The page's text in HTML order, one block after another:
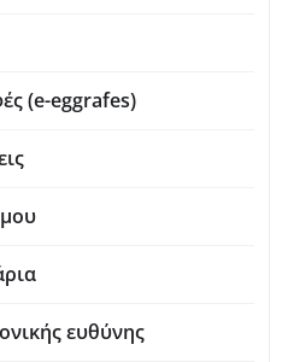
(e-eggrafes)
ευθύνης